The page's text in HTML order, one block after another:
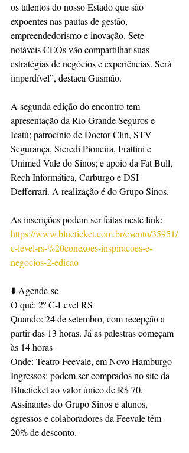
os talentos do nosso Estado que são
expoentes nas pautas de gestão,
empreendedorismo e inovação. Sete
notáveis CEOs vão compartilhar suas
estratégias de negócios e experiências. Será
imperdível”, destaca Gusmão.
A segunda edição do encontro tem
apresentação da Rio Grande Seguros e
Icatú; patrocínio de Doctor Clin, STV
Segurança, Sicredi Pioneira, Frattini e
Unimed Vale do Sinos; e apoio da Fat Bull,
Rech Informática, Carburgo e DSI
Defferrari. A realização é do Grupo Sinos.
As inscrições podem ser feitas neste link:
https://www.blueticket.com.br/evento/35951/
c-level-rs-%20conexoes-inspiracoes-e-
negocios-2-edicao
⬇️ Agende-se
O quê: 2º C-Level RS
Quando: 24 de setembro, com recepção a
partir das 13 horas. Já as palestras começam
às 14 horas
Onde: Teatro Feevale, em Novo Hamburgo
Ingressos: podem ser comprados no site da
Blueticket ao valor único de R$ 70.
Assinantes do Grupo Sinos e alunos,
egressos e colaboradores da Feevale têm
20% de desconto.